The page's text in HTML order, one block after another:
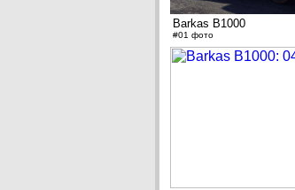
Barkas B1000
#01 фото